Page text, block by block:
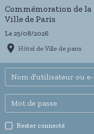
Commémoration de
Ville de Paris
Le 25/08/2026
Hôtel de Ville de paris
Rester connecté